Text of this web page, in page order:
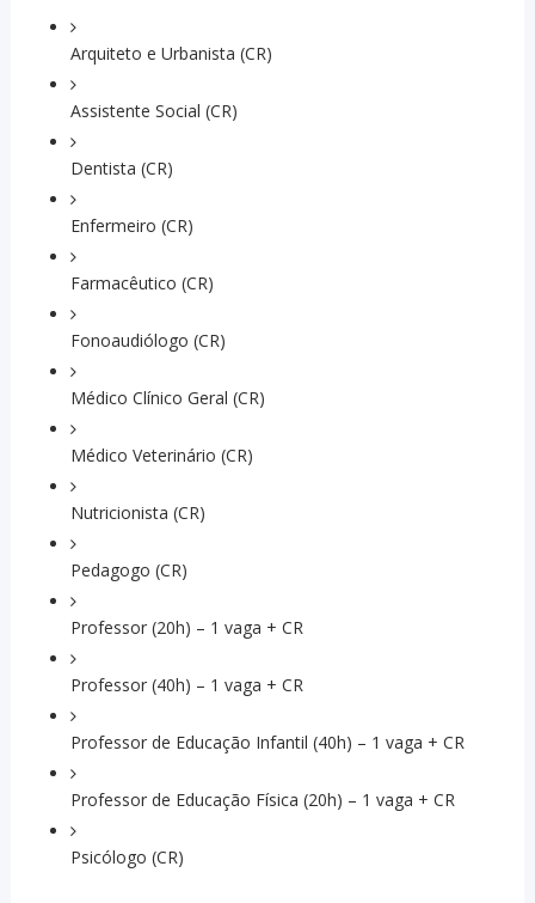
Arquiteto e Urbanista (CR)
Assistente Social (CR)
Dentista (CR)
Enfermeiro (CR)
Farmacêutico (CR)
Fonoaudiólogo (CR)
Médico Clínico Geral (CR)
Médico Veterinário (CR)
Nutricionista (CR)
Pedagogo (CR)
Professor (20h) – 1 vaga + CR
Professor (40h) – 1 vaga + CR
Professor de Educação Infantil (40h) – 1 vaga + CR
Professor de Educação Física (20h) – 1 vaga + CR
Psicólogo (CR)